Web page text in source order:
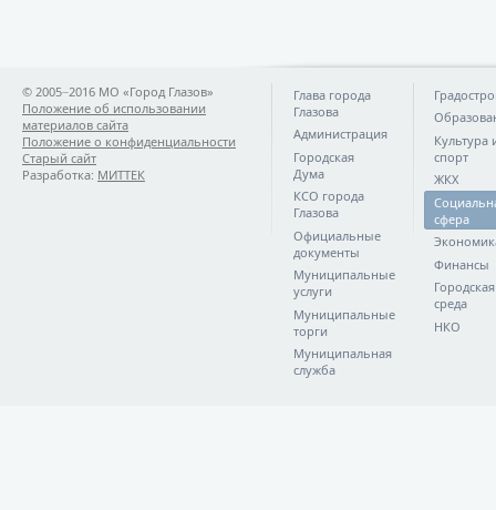
© 2005−2016 МО «Город Глазов»
Положение об использовании
материалов сайта
Положение о конфиденциальности
Старый сайт
Разработка: МИТТЕК
Глава города
Глазова
Администрация
Городская
Дума
КСО города
Глазова
Официальные
документы
Муниципальные
услуги
Муниципальные
торги
Муниципальная
служба
Культура
спорт
ЖКХ
сфера
Финансы
Городская
среда
НКО